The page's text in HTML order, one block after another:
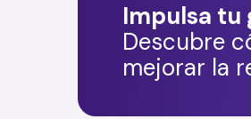
Impulsa tu
Descubre
mejorar la